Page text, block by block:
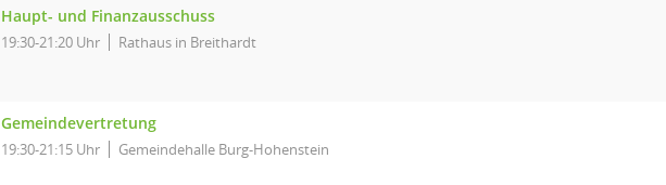
Haupt- und Finanzausschuss
19:30-21:20 Uhr Rathaus in Breithardt
Gemeindevertretung
19:30-21:15 Uhr Gemeindehalle Burg-Hohenstein